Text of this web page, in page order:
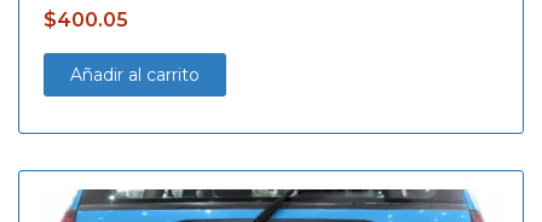
$400.05
Añadir al carrito